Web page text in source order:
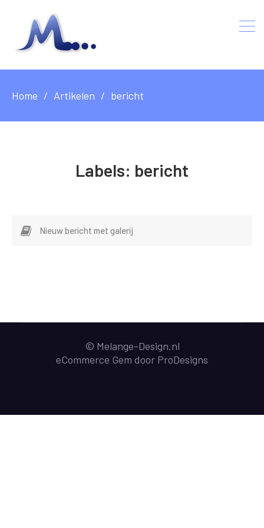
Home Artikelen bericht
Labels: bericht
Nieuw bericht met galerij
© Melange-Design.nl
eCommerce Gem door ProDesigns